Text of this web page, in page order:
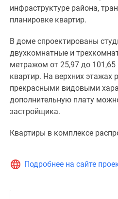
инфраструктуре района,
планировке квартир.
В доме спроектированы
двухкомнатные и
метражом от 25,97 до 101,65
квартир. На верхних этажах
прекрасными видовыми
дополнительную плату
застройщика.
Квартиры в комплексе
Подробнее на сайте